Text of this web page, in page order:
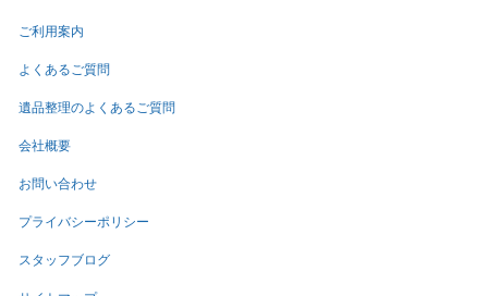
ご利用案内
よくあるご質問
遺品整理のよくあるご質問
会社概要
お問い合わせ
プライバシーポリシー
スタッフブログ